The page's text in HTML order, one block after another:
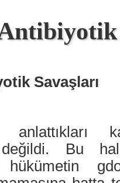
Savaşları
anlattıkları
Bu
hükümetin